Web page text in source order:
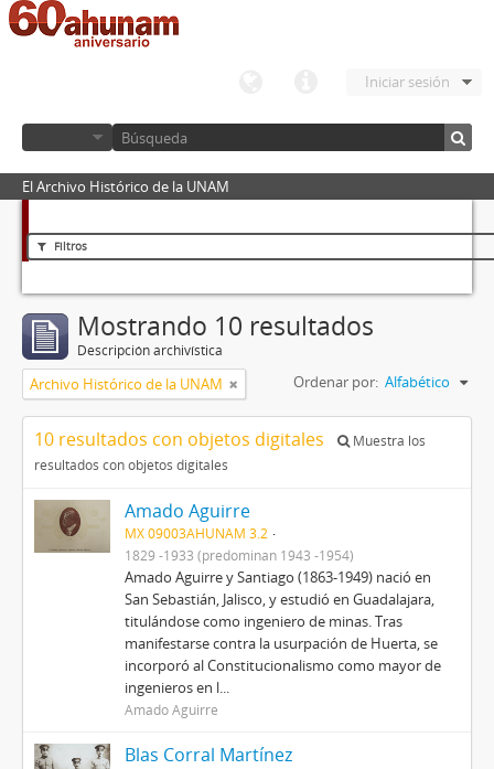
Iniciar sesión
El Archivo Histórico de la UNAM
Filtros
Mostrando 10 resultados
Descripción archivística
Archivo Histórico de la UNAM Ordenar por: Alfabético
10 resultados con objetos digitales
Muestra los
resultados con objetos digitales
Amado Aguirre
MX 09003AHUNAM 3.2
1829 -1933 (predominan 1943 -1954)
Amado Aguirre y Santiago (1863-1949) nació en
San Sebastián, Jalisco, y estudió en Guadalajara,
titulándose como ingeniero de minas. Tras
manifestarse contra la usurpación de Huerta, se
incorporó al Constitucionalismo como mayor de
ingenieros en l...
Amado Aguirre
Blas Corral Martínez